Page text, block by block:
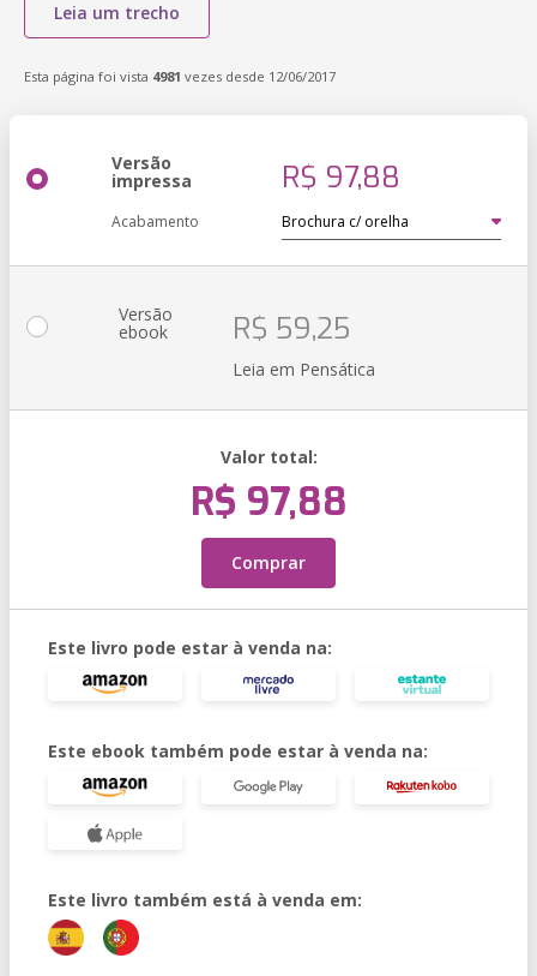
Leia um trecho
Esta página foi vista 4981 vezes desde 12/06/2017
Versão
impressa R$ 97,88
Acabamento
Versão
ebook R$ 59,25
Leia em Pensática
Valor total:
R$ 97,88
Comprar
Este livro pode estar à venda na:
Este ebook também pode estar à venda na:
Este livro também está à venda em: